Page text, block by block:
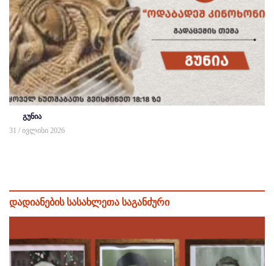
გუნია
31 / ივლისი 2026
დადიანების სასახლეთა საგანძური